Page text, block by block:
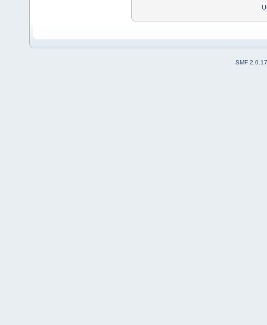
SMF 2.0.17